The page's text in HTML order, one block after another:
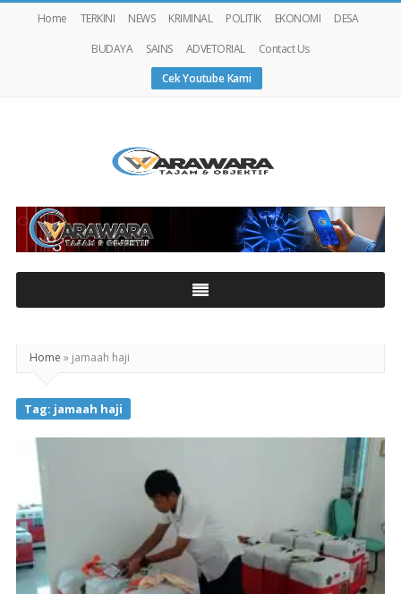
Home TERKINI NEWS KRIMINAL POLITIK EKONOMI
DESA
BUDAYA
SAINS ADVETORIAL
Contact Us
Cek Youtube Kami
Warawaranews
Home » jamaah haji
Tag: jamaah haji